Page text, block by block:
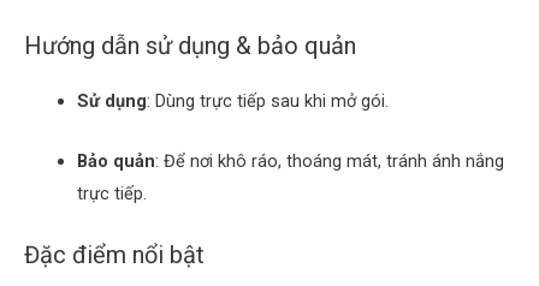
Hướng dẫn sử dụng & bảo quản
Sử dụng: Dùng trực tiếp sau khi mở gói.
Bảo quản: Để nơi khô ráo, thoáng mát, tránh ánh nắng
trực tiếp.
Đặc điểm nổi bật